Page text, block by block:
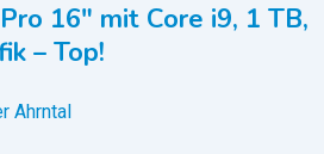
16″ mit Core i9, 1 TB,
– Top!
Ahrntal